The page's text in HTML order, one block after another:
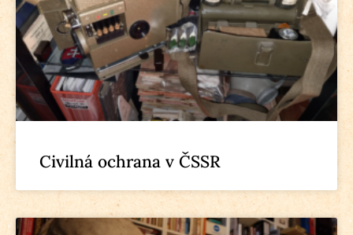
Civilná ochrana v ČSSR